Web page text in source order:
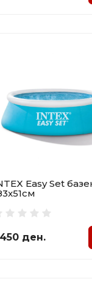
Easy Set
ден.